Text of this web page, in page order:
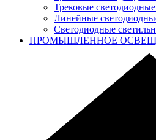
Трековые
Линейные
Светодиодные
ПРОМЫШЛЕННОЕ